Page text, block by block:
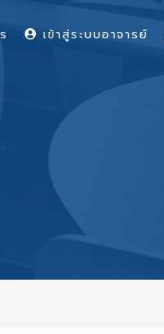
เข้าสู่ระบบอาจารย์